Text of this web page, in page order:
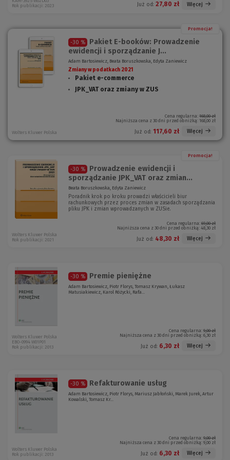
Już od: 27,80 zł Więcej
Rok publikacji: 2023
Promocja!
-30 %
Pakiet E-booków: Prowadzenie
ewidencji i sporządzanie J...
Adam Bartosiewicz, Beata Boruszkowska, Edyta Zaniewicz
Zmiany w podatkach 2021
Pakiet e-commerce
JPK_VAT oraz zmiany w ZUS
Cena regularna: 168,00 zł
Najniższa cena z 30 dni przed obniżką: 168,00 zł
Już od: 117,60 zł Więcej
Wolters Kluwer Polska
Promocja!
-30 %
Prowadzenie ewidencji i
sporządzanie JPK_VAT oraz zmian...
Beata Boruszkowska, Edyta Zaniewicz
Poradnik krok po kroku prowadzi właścicieli biur
rachunkowych przez proces zmian w zasadach sporządzania
pliku JPK i zmian wprowadzanych w ZUSie.
Cena regularna: 69,00 zł
Najniższa cena z 30 dni przed obniżką: 48,30 zł
Już od: 48,30 zł Więcej
Wolters Kluwer Polska
Rok publikacji: 2021
-30 % Premie pieniężne
Adam Bartosiewicz, Piotr Florys, Tomasz Krywan, Łukasz
Matusiakiewicz, Karol Różycki, Rafa...
Cena regularna: 9,00 zł
Najniższa cena z 30 dni przed obniżką: 6,30 zł
Już od: 6,30 zł Więcej
Wolters Kluwer Polska
EBO-0994 W01P01
Rok publikacji: 2013
-30 % Refakturowanie usług
Adam Bartosiewicz, Piotr Florys, Mariusz Jabłoński, Marek Jurek, Artur
Kowalski, Tomasz Kr...
Cena regularna: 9,00 zł
Najniższa cena z 30 dni przed obniżką: 9,00 zł
Już od: 6,30 zł Więcej
Wolters Kluwer Polska
Rok publikacji: 2013